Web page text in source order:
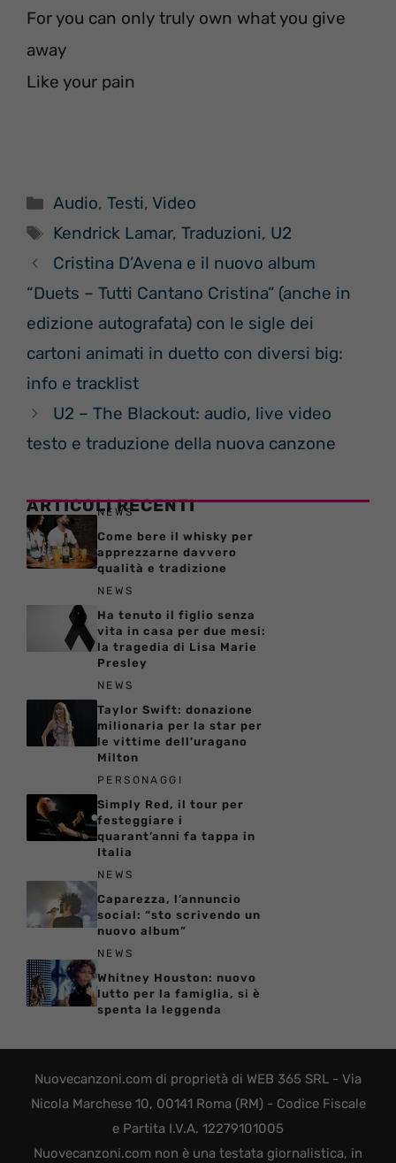
For you can only truly own what you give
away
Like your pain
Categorie
Audio,Testi,Video
Tag
Kendrick Lamar,Traduzioni, U2
Cristina D’Avena e il nuovo album
“Duets – Tutti Cantano Cristina” (anche in
edizione autografata) con le sigle dei
cartoni animati in duetto con diversi big:
info e tracklist
U2 – The Blackout: audio, live video
testo e traduzione della nuova canzone
ARTICOLI RECENTI
NEWS
Come bere il whisky per
apprezzarne davvero
qualità e tradizione
NEWS
Ha tenuto il figlio senza
vita in casa per due mesi:
la tragedia di Lisa Marie
Presley
NEWS
Taylor Swift: donazione
milionaria per la star per
le vittime dell’uragano
Milton
PERSONAGGI
Simply Red, il tour per
festeggiare i
quarant’anni fa tappa in
Italia
NEWS
Caparezza, l’annuncio
social: “sto scrivendo un
nuovo album”
NEWS
Whitney Houston: nuovo
lutto per la famiglia, si è
spenta la leggenda
Nuovecanzoni.com di proprietà di WEB 365 SRL - Via
Nicola Marchese 10, 00141 Roma (RM) - Codice Fiscale
e Partita I.V.A. 12279101005
Nuovecanzoni.com non è una testata giornalistica, in